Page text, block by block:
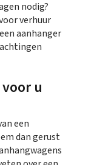
nodig?
verhuur
aanhanger
u
een
dan gerust